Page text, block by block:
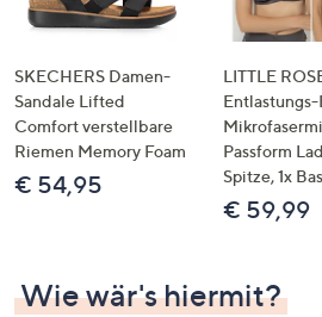
Geräten
links
bzw.
rechts,
um
diese
SKECHERS Damen-
Sandale Lifted
Comfort verstellbare
Riemen Memory Foam
€ 54,95
LITTLE
Passform
Spitze, 1x
€ 59,99
Wie wär's hiermit?